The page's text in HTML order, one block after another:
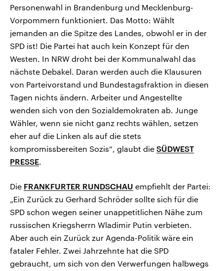
Personenwahl in Brandenburg und Mecklenburg-
Vorpommern funktioniert. Das Motto: Wählt
jemanden an die Spitze des Landes, obwohl er in der
SPD ist! Die Partei hat auch kein Konzept für den
Westen. In NRW droht bei der Kommunalwahl das
nächste Debakel. Daran werden auch die Klausuren
von Parteivorstand und Bundestagsfraktion in diesen
Tagen nichts ändern. Arbeiter und Angestellte
wenden sich von den Sozialdemokraten ab. Junge
Wähler, wenn sie nicht ganz rechts wählen, setzen
eher auf die Linken als auf die stets
kompromissbereiten Sozis“, glaubt die SÜDWEST
PRESSE.
Die FRANKFURTER RUNDSCHAU empfiehlt der Partei:
„Ein Zurück zu Gerhard Schröder sollte sich für die
SPD schon wegen seiner unappetitlichen Nähe zum
russischen Kriegsherrn Wladimir Putin verbieten.
Aber auch ein Zurück zur Agenda-Politik wäre ein
fataler Fehler. Zwei Jahrzehnte hat die SPD
gebraucht, um sich von den Verwerfungen halbwegs